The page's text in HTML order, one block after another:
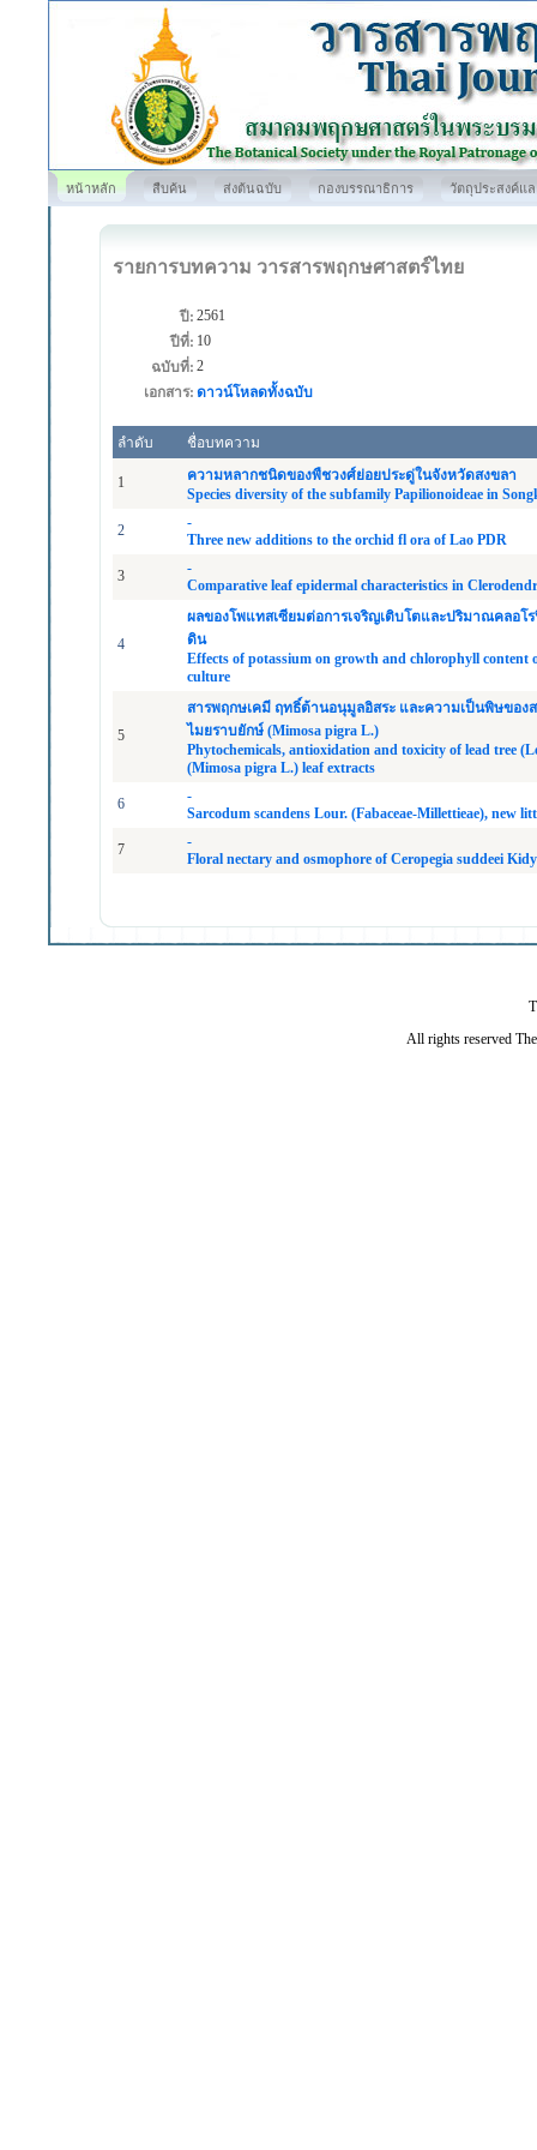
หน้าหลัก สืบค้น ส่งต้นฉบับ กองบรรณาธิการ วัตถุประสงค์แ
รายการบทความ วารสารพฤกษศาสตร์ไทย
ปี: 2561
ปีที่: 10
ฉบับที่: 2
เอกสาร: ดาวน์โหลดทั้งฉบับ
ลำดับ ชื่อบทความ
1
ความหลากชนิดของพืชวงศ์ย่อยประดู่ในจังหวัดสงขลา
Species diversity of the subfamily Papilionoideae in
2
-
Three new additions to the orchid fl ora of Lao PDR
3
-
Comparative leaf epidermal characteristics in
4
ผลของโพแทสเซียมต่อการเจริญเติบโตและปริมาณคลอโ
ดิน
Effects of potassium on growth and chlorophyll content
culture
5
สารพฤกษเคมี ฤทธิ์ต้านอนุมูลอิสระ และความเป็นพิษของส
ไมยราบยักษ์ (Mimosa pigra L.)
Phytochemicals, antioxidation and toxicity of lead tree
(Mimosa pigra L.) leaf extracts
6
-
Sarcodum scandens Lour. (Fabaceae-Millettieae), new
7
-
Floral nectary and osmophore of Ceropegia suddeei
All rights reserved